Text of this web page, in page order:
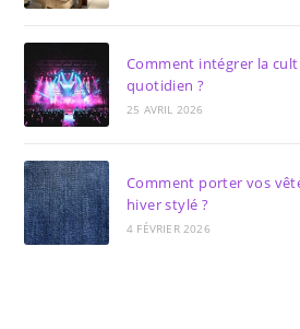
Comment intégrer la
quotidien ?
25 AVRIL 2026
Comment porter vos
hiver stylé ?
4 FÉVRIER 2026